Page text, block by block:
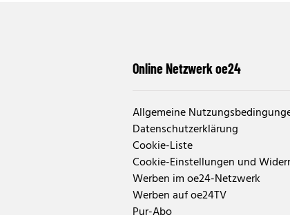
Online Netzwerk oe24
Allgemeine
Datenschutzerklärung
Cookie-Liste
Cookie-Einstellungen und
Werben im oe24-Netzwerk
Werben auf oe24TV